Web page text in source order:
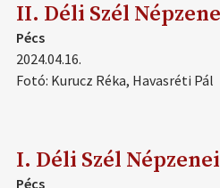
II. Déli Szél
Pécs
2024.04.16.
Fotó: Kurucz Réka, Havasréti Pál
I. Déli Szél
Pécs